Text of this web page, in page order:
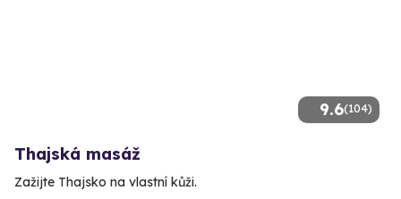
9.6(104)
Thajská masáž
Zažijte Thajsko na vlastní kůži.